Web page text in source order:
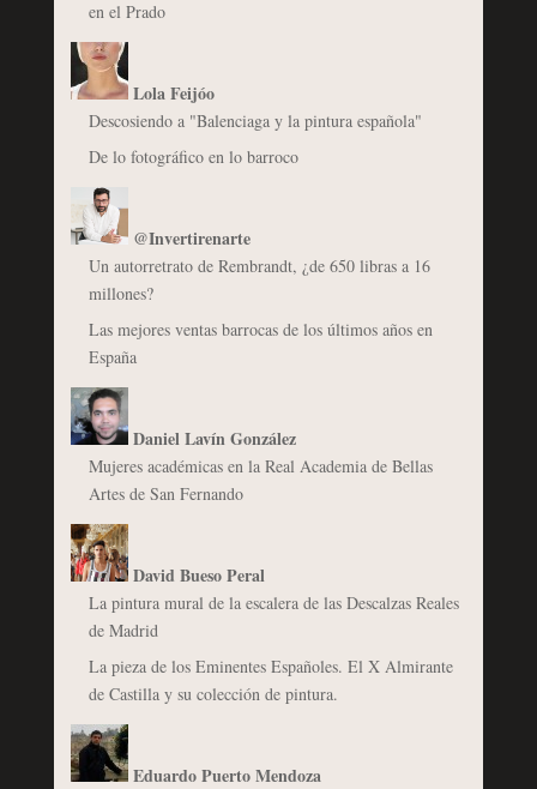
en el Prado
Lola Feijóo
Descosiendo a "Balenciaga y la pintura española"
De lo fotográfico en lo barroco
@Invertirenarte
Un autorretrato de Rembrandt, ¿de 650 libras a 16
millones?
Las mejores ventas barrocas de los últimos años en
España
Daniel Lavín González
Mujeres académicas en la Real Academia de Bellas
Artes de San Fernando
David Bueso Peral
La pintura mural de la escalera de las Descalzas Reales
de Madrid
La pieza de los Eminentes Españoles. El X Almirante
de Castilla y su colección de pintura.
Eduardo Puerto Mendoza